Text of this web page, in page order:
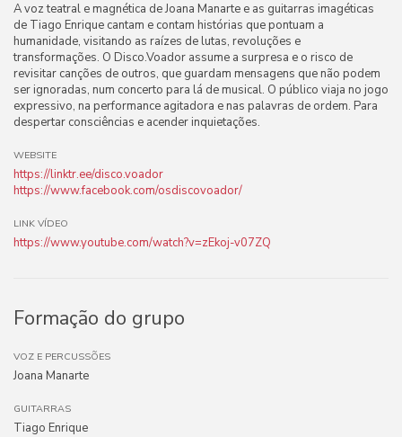
A voz teatral e magnética de Joana Manarte e as guitarras imagéticas
de Tiago Enrique cantam e contam histórias que pontuam a
humanidade, visitando as raízes de lutas, revoluções e
transformações. O Disco.Voador assume a surpresa e o risco de
revisitar canções de outros, que guardam mensagens que não podem
ser ignoradas, num concerto para lá de musical. O público viaja no jogo
expressivo, na performance agitadora e nas palavras de ordem. Para
despertar consciências e acender inquietações.
WEBSITE
https://linktr.ee/disco.voador
https://www.facebook.com/osdiscovoador/
LINK VÍDEO
https://www.youtube.com/watch?v=zEkoj-v07ZQ
Formação do grupo
VOZ E PERCUSSÕES
Joana Manarte
GUITARRAS
Tiago Enrique